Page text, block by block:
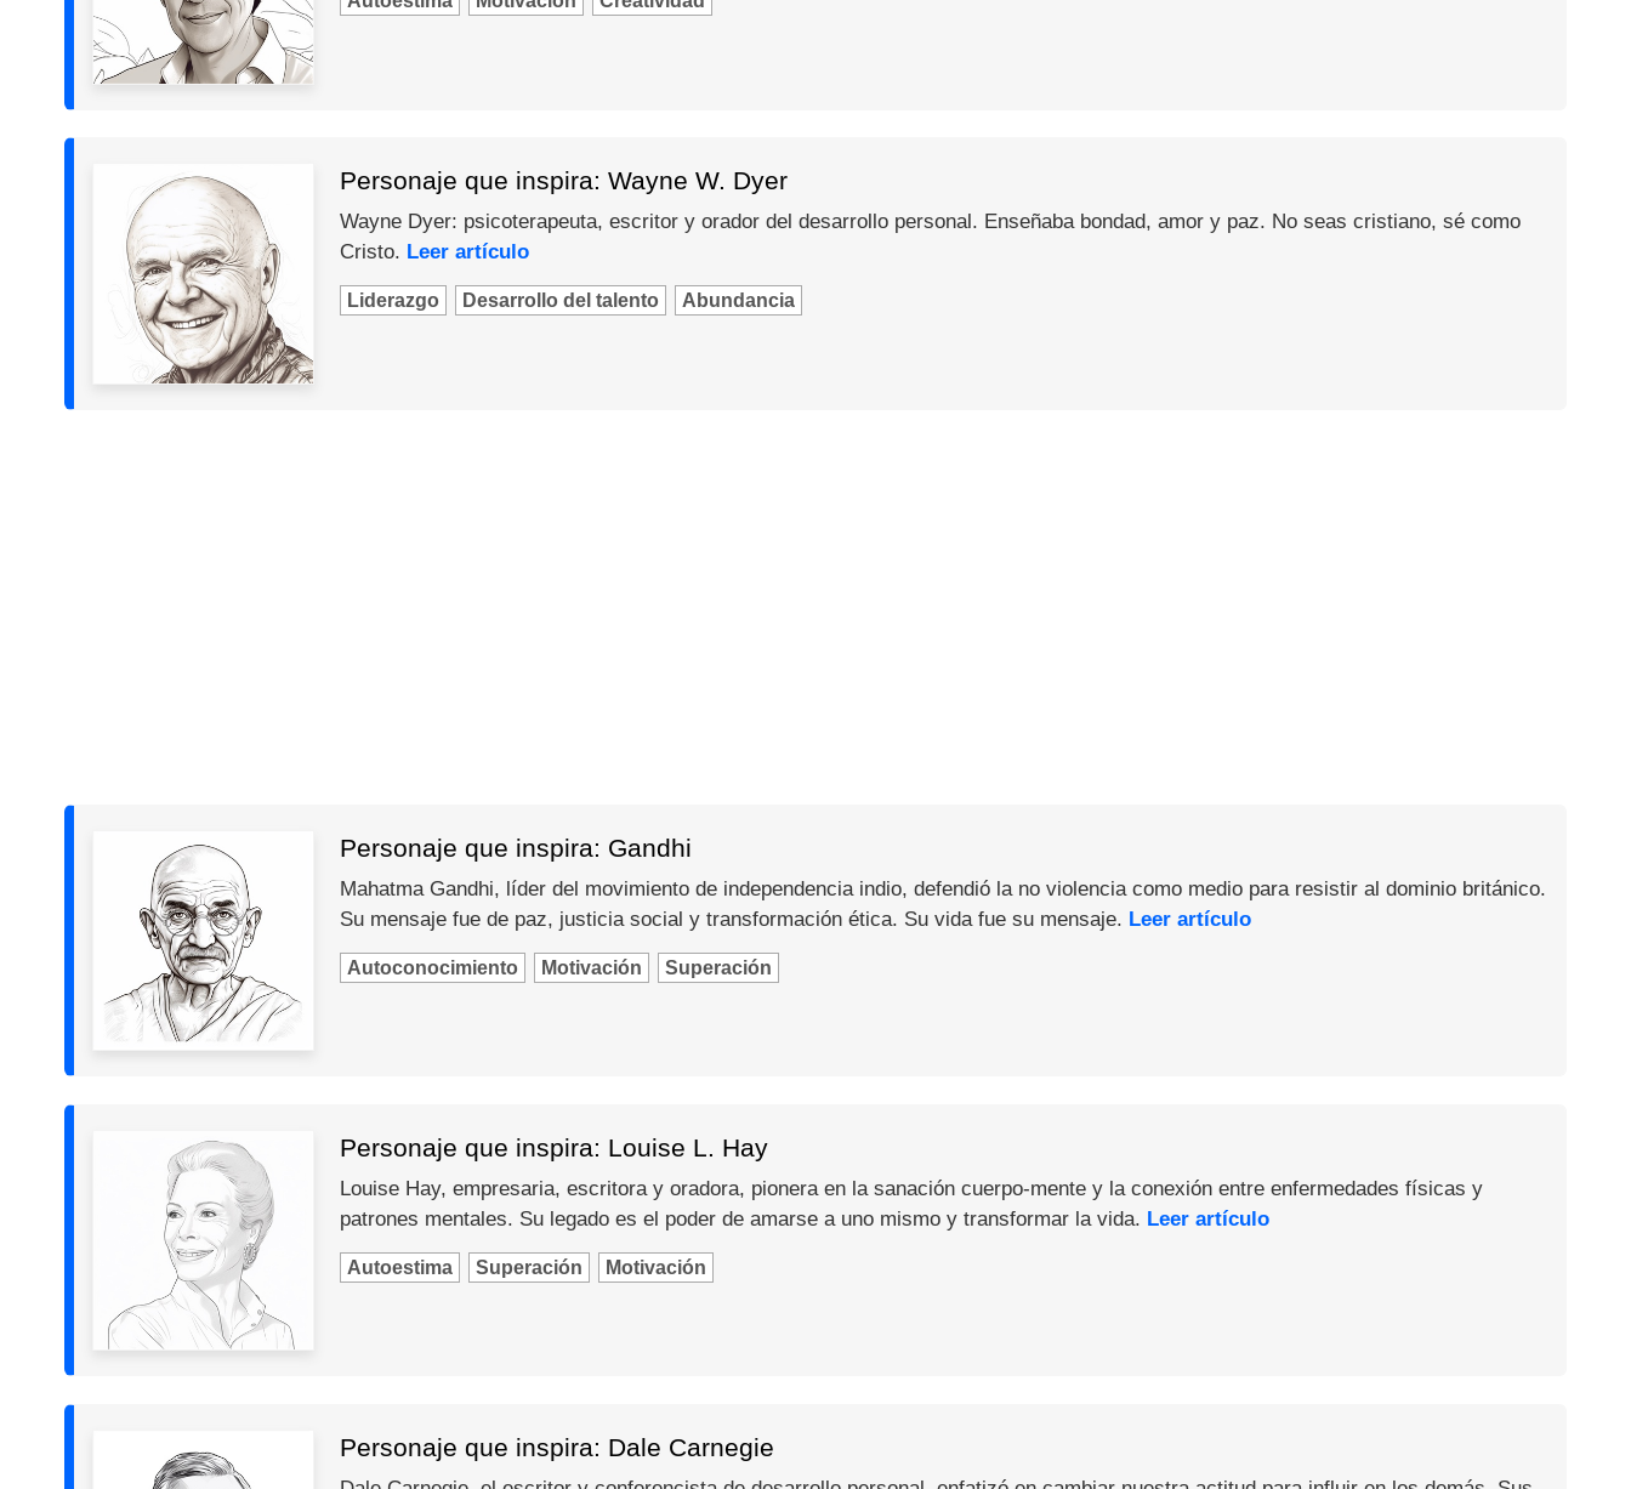
Personaje que inspira: Wayne W. Dyer
Wayne Dyer: psicoterapeuta, escritor y orador del desarrollo personal. Enseñaba bondad, amor y paz. No seas cristiano, sé como
Cristo. Leer artículo
Liderazgo Desarrollo del talento Abundancia
Personaje que inspira: Gandhi
Mahatma Gandhi, líder del movimiento de independencia indio, defendió la no violencia como medio para resistir al dominio británico.
Su mensaje fue de paz, justicia social y transformación ética. Su vida fue su mensaje. Leer artículo
Autoconocimiento Motivación Superación
Personaje que inspira: Louise L. Hay
Louise Hay, empresaria, escritora y oradora, pionera en la sanación cuerpo-mente y la conexión entre enfermedades físicas y
patrones mentales. Su legado es el poder de amarse a uno mismo y transformar la vida. Leer artículo
Autoestima Superación Motivación
Personaje que inspira: Dale Carnegie